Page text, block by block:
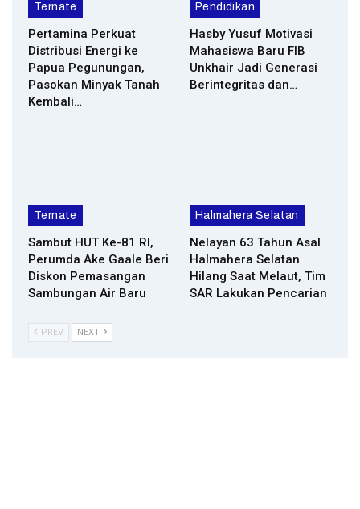
Ternate
Pertamina Perkuat
Distribusi Energi ke
Papua Pegunungan,
Pasokan Minyak Tanah
Kembali…
Pendidikan
Hasby Yusuf Motivasi
Mahasiswa Baru FIB
Unkhair Jadi Generasi
Berintegritas dan…
Ternate
Sambut HUT Ke-81 RI,
Perumda Ake Gaale Beri
Diskon Pemasangan
Sambungan Air Baru
Halmahera Selatan
Nelayan 63 Tahun Asal
Halmahera Selatan
Hilang Saat Melaut, Tim
SAR Lakukan Pencarian
PREV NEXT